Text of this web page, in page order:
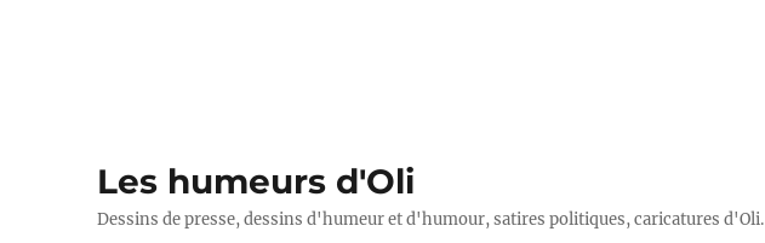
Les humeurs d'Oli
Dessins de presse, dessins d'humeur et d'humour, satires politiques, caricatures d'Oli.